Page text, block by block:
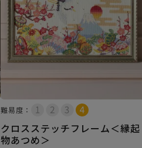
難易度：
クロスステッチフレーム＜縁起
物あつめ＞